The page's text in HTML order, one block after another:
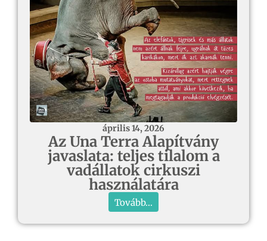
április 14, 2026
Az Una Terra Alapítvány
javaslata: teljes tilalom a
vadállatok cirkuszi
használatára
Tovább...